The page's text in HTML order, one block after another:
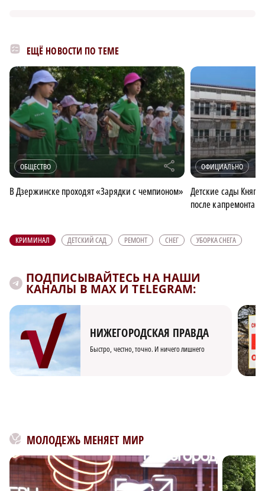
ЕЩЁ НОВОСТИ ПО ТЕМЕ
ОБЩЕСТВО r
В Дзержинске проходят «Зарядки с чемпионом»
ОФИЦИАЛЬНО
Детские сады
после капремонта
КРИМИНАЛ ДЕТСКИЙ САД РЕМОНТ СНЕГ УБОРКА СНЕГА
ПОДПИСЫВАЙТЕСЬ НА НАШИ
КАНАЛЫ В MAX И TELEGRAM:
НИЖЕГОРОДСКАЯ ПРАВДА
Быстро, честно, точно. И ничего лишнего
МОЛОДЕЖЬ МЕНЯЕТ МИР